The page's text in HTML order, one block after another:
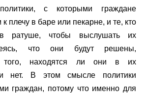
с которыми граждане
плечу в баре или пекарне, и те, кто
ратуше, чтобы выслушать их
что они будут решены,
того, находятся ли они в их
нет. В этом смысле политики
граждан, потому что именно для